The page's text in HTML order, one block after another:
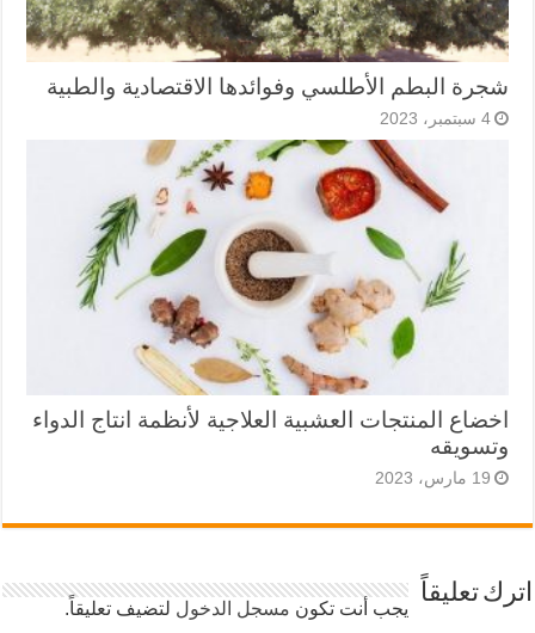
شجرة البطم الأطلسي وفوائدها الاقتصادية والطبية
4 سبتمبر، 2023
اخضاع المنتجات العشبية العلاجية لأنظمة انتاج الدواء
وتسويقه
19 مارس، 2023
اترك تعليقاً
يجب أنت تكون مسجل الدخول لتضيف تعليقاً.